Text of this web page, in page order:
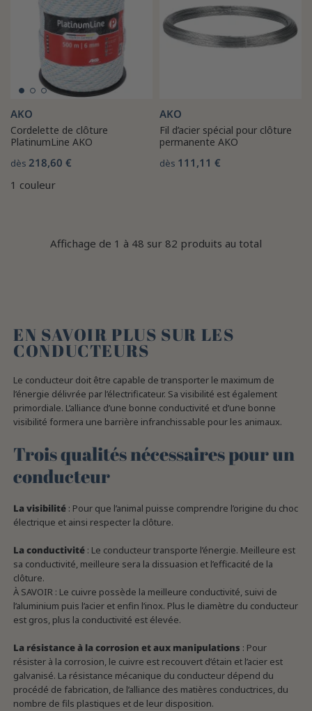
AKO
Cordelette de clôture
PlatinumLine AKO
dès 218,60 €
1 couleur
AKO
Fil d’acier spécial pour clôture
permanente AKO
dès 111,11 €
Affichage de 1 à 48 sur 82 produits au total
EN SAVOIR PLUS SUR LES
CONDUCTEURS
Le conducteur doit être capable de transporter le maximum de
l’énergie délivrée par l’électrificateur. Sa visibilité est également
primordiale. L’alliance d’une bonne conductivité et d’une bonne
visibilité formera une barrière infranchissable pour les animaux.
Trois qualités nécessaires pour un
conducteur
La visibilité : Pour que l’animal puisse comprendre l’origine du choc
électrique et ainsi respecter la clôture.
La conductivité : Le conducteur transporte l’énergie. Meilleure est
sa conductivité, meilleure sera la dissuasion et l’efficacité de la
clôture.
À SAVOIR : Le cuivre possède la meilleure conductivité, suivi de
l’aluminium puis l’acier et enfin l’inox. Plus le diamètre du conducteur
est gros, plus la conductivité est élevée.
La résistance à la corrosion et aux manipulations : Pour
résister à la corrosion, le cuivre est recouvert d’étain et l’acier est
galvanisé. La résistance mécanique du conducteur dépend du
procédé de fabrication, de l’alliance des matières conductrices, du
nombre de fils plastiques et de leur disposition.